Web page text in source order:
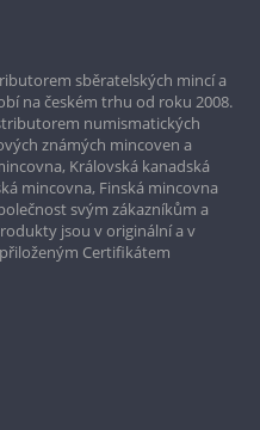
sběratelských mincí a
na českém trhu od roku 2008.
numismatických
známých mincoven a
Královská kanadská
mincovna, Finská mincovna
svým zákazníkům a
jsou v originální a v
Certifikátem